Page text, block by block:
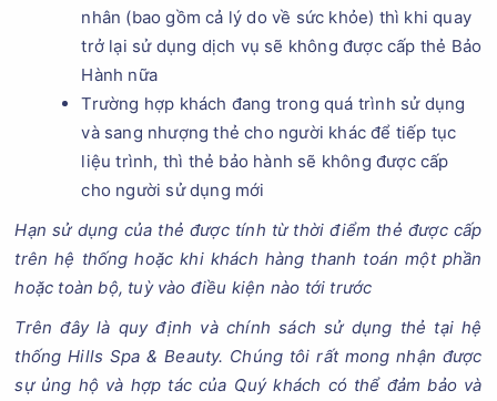
nhân (bao gồm cả lý do về sức khỏe) thì khi quay
trở lại sử dụng dịch vụ sẽ không được cấp thẻ Bảo
Hành nữa
Trường hợp khách đang trong quá trình sử dụng
và sang nhượng thẻ cho người khác để tiếp tục
liệu trình, thì thẻ bảo hành sẽ không được cấp
cho người sử dụng mới
Hạn sử dụng của thẻ được tính từ thời điểm thẻ được cấp
trên hệ thống hoặc khi khách hàng thanh toán một phần
hoặc toàn bộ, tuỳ vào điều kiện nào tới trước
Trên đây là quy định và chính sách sử dụng thẻ tại hệ
thống Hills Spa & Beauty. Chúng tôi rất mong nhận được
sự ủng hộ và hợp tác của Quý khách có thể đảm bảo và